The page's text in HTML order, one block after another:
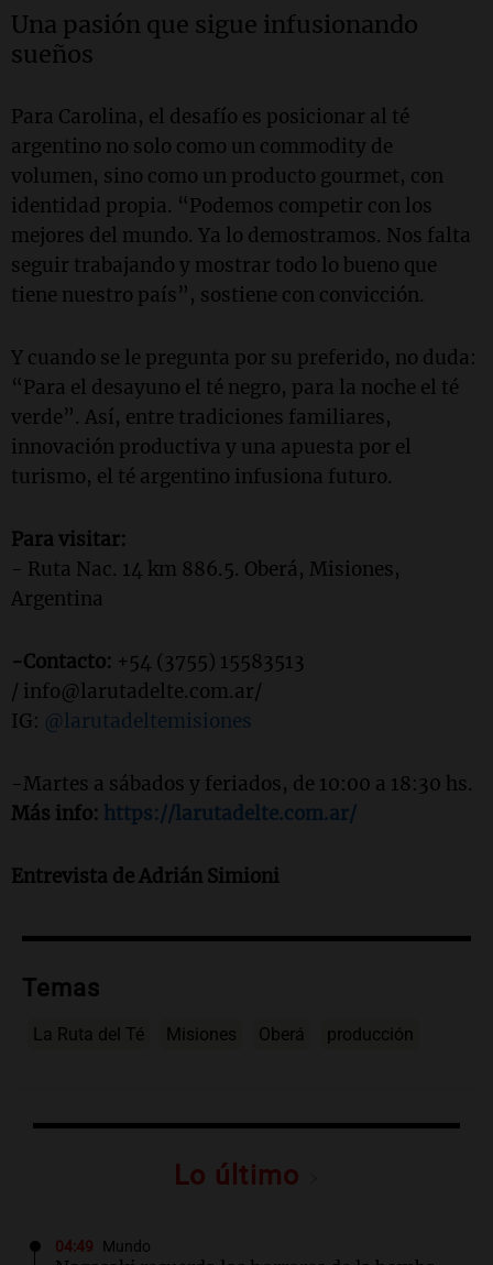
Una pasión que sigue infusionando
sueños
Para Carolina, el desafío es posicionar al té
argentino no solo como un commodity de
volumen, sino como un producto gourmet, con
identidad propia. “Podemos competir con los
mejores del mundo. Ya lo demostramos. Nos falta
seguir trabajando y mostrar todo lo bueno que
tiene nuestro país”, sostiene con convicción.
Y cuando se le pregunta por su preferido, no duda:
“Para el desayuno el té negro, para la noche el té
verde”. Así, entre tradiciones familiares,
innovación productiva y una apuesta por el
turismo, el té argentino infusiona futuro.
Para visitar:
- Ruta Nac. 14 km 886.5. Oberá, Misiones,
Argentina
-Contacto: +54 (3755) 15583513
/ info@larutadelte.com.ar/
IG: @larutadeltemisiones
-Martes a sábados y feriados, de 10:00 a 18:30 hs.
Más info: https://larutadelte.com.ar/
Entrevista de Adrián Simioni
Temas
La Ruta del Té Misiones Oberá producción
Lo último
04:49 Mundo